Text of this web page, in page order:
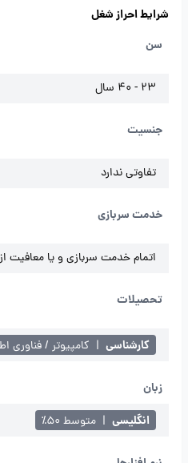
شرایط احراز شغل
سن
23 - 40 سال
جنسیت
تفاوتی ندارد
خدمت سربازی
اتمام خدمت سربازی و یا معافیت
تحصیلات
کارشناسی | کامپیوتر / فناوری
زبان
انگلیسی | متوسط ۵۰٪